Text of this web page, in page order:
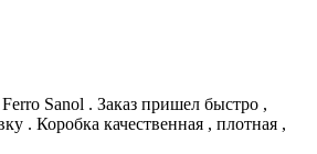
Sanol . Заказ пришел быстро ,
. Коробка качественная , плотная ,